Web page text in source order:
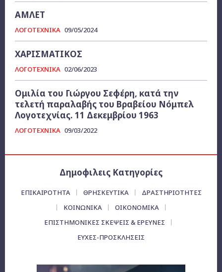
ΑΜΛΕΤ
ΛΟΓΟΤΕΧΝΙΚΑ 09/05/2024
ΧΑΡΙΣΜΑΤΙΚΟΣ
ΛΟΓΟΤΕΧΝΙΚΑ 02/06/2023
Ομιλία του Γιώργου Σεφέρη, κατά την
τελετή παραλαβής του Βραβείου Νόμπελ
Λογοτεχνίας. 11 Δεκεμβρίου 1963
ΛΟΓΟΤΕΧΝΙΚΑ 09/03/2022
Δημοφιλεις Κατηγορίες
ΕΠΙΚΑΙΡΌΤΗΤΑ ΘΡΗΣΚΕΥΤΙΚΑ
ΔΡΑΣΤΗΡΙΟΤΗΤΕΣ
ΚΟΙΝΩΝΙΚΑ
ΟΙΚΟΝΟΜΙΚΆ
ΕΠΙΣΤΗΜΟΝΙΚΕΣ ΣΚΕΨΕΙΣ & ΕΡΕΥΝΕΣ
ΕΥΧΈΣ-ΠΡΟΣΚΛΉΣΕΙΣ